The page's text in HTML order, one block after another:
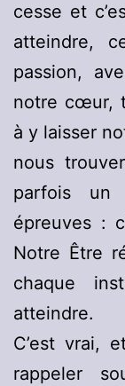
cesse et
atteindre,
passion,
notre cœur,
à y laisser
nous
parfois
épreuves :
Notre Être
chaque
atteindre.
C’est vrai,
rappeler